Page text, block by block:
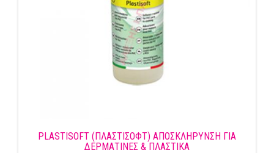
PLASTISOFT (ΠΛΑΣΤΙΣΟΦΤ) ΑΠΟΣΚΛΗΡΥΝΣΗ ΓΙΑ
ΔΕΡΜΑΤΙΝΕΣ & ΠΛΑΣΤΙΚΑ